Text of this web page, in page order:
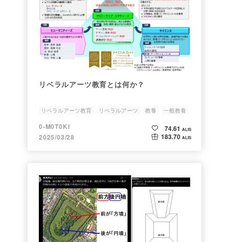
リベラルアーツ教育とは何か？
リベラルアーツ教育 リベラルアーツ 教養 一般教養
0-M0T0KI
2025/03/28
74.61 ALIS
183.70 ALIS